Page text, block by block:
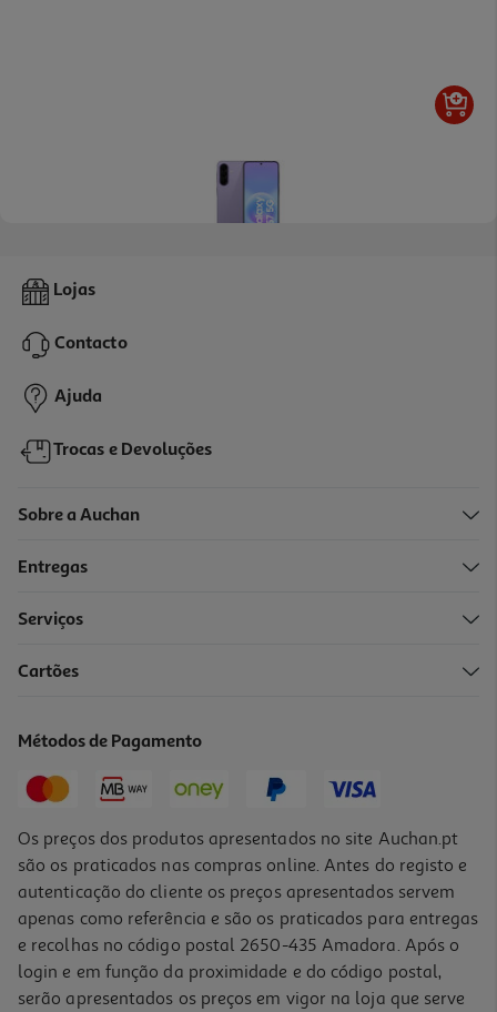
Smartphone Samsung Galaxy A57 5g 256gb Violeta
499,99 €
Lojas
Contacto
Ajuda
Trocas e Devoluções
Sobre a Auchan
Entregas
Serviços
Cartões
Métodos de Pagamento
Os preços dos produtos apresentados no site Auchan.pt
são os praticados nas compras online. Antes do registo e
autenticação do cliente os preços apresentados servem
apenas como referência e são os praticados para entregas
e recolhas no código postal 2650-435 Amadora. Após o
login e em função da proximidade e do código postal,
serão apresentados os preços em vigor na loja que serve